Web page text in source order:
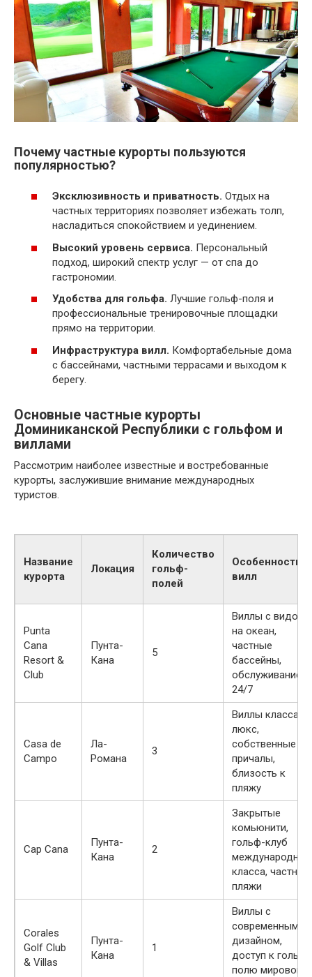
Почему частные курорты пользуются
популярностью?
Эксклюзивность и приватность. Отдых на
частных территориях позволяет избежать толп,
насладиться спокойствием и уединением.
Высокий уровень сервиса. Персональный
подход, широкий спектр услуг — от спа до
гастрономии.
Удобства для гольфа. Лучшие гольф-поля и
профессиональные тренировочные площадки
прямо на территории.
Инфраструктура вилл. Комфортабельные дома
с бассейнами, частными террасами и выходом к
берегу.
Основные частные курорты
Доминиканской Республики с гольфом и
виллами
Рассмотрим наиболее известные и востребованные
курорты, заслужившие внимание международных
туристов.
Название
курорта
Локация
Количество
гольф-
полей
Особенности
вилл
Punta
Cana
Resort &
Club
Пунта-
Кана
5
Виллы с видом
на океан,
частные
бассейны,
обслуживание
24/7
Casa de
Campo
Ла-
Романа
3
Виллы класса
люкс,
собственные
причалы,
близость к
пляжу
Cap Cana
Пунта-
Кана
2
Закрытые
комьюнити,
гольф-клуб
класса, частные
пляжи
Corales
Golf Club
& Villas
Пунта-
Кана
1
Виллы с
современным
дизайном,
доступ к гольф-
полю мирового